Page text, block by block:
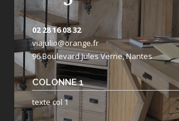
02 28 16 08 32
viajulio@orange.fr
96 Boulevard Jules Verne, Nantes
COLONNE 1
texte col 1